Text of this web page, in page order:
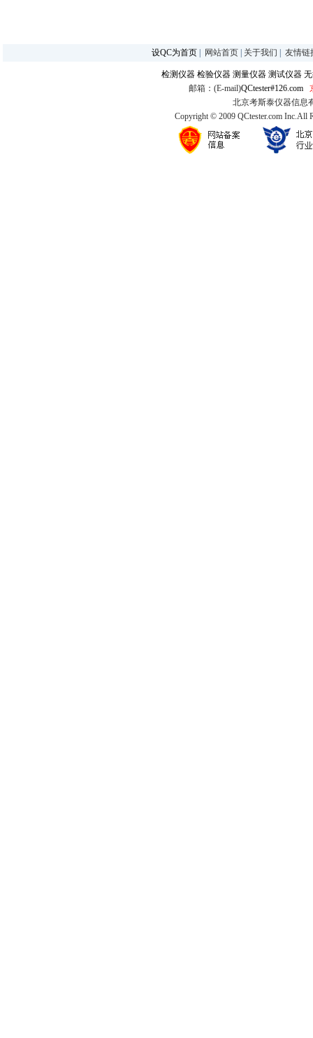
设QC为首页 网站首页 关于我们 友情链
检测仪器 检验仪器 测量仪器 测试仪器
邮箱：(E-mail)QCtester#126.com
北京考斯泰仪器信息
Copyright © 2009 QCtester.com Inc.All